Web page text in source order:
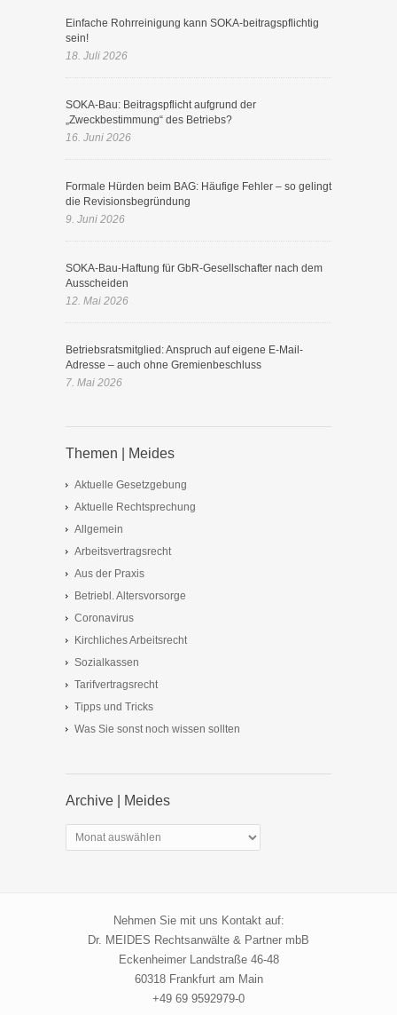
Einfache Rohrreinigung kann SOKA-beitragspflichtig
sein!
18. Juli 2026
SOKA-Bau: Beitragspflicht aufgrund der
„Zweckbestimmung“ des Betriebs?
16. Juni 2026
Formale Hürden beim BAG: Häufige Fehler – so gelingt
die Revisionsbegründung
9. Juni 2026
SOKA-Bau-Haftung für GbR-Gesellschafter nach dem
Ausscheiden
12. Mai 2026
Betriebsratsmitglied: Anspruch auf eigene E-Mail-
Adresse – auch ohne Gremienbeschluss
7. Mai 2026
Themen | Meides
Aktuelle Gesetzgebung
Aktuelle Rechtsprechung
Allgemein
Arbeitsvertragsrecht
Aus der Praxis
Betriebl. Altersvorsorge
Coronavirus
Kirchliches Arbeitsrecht
Sozialkassen
Tarifvertragsrecht
Tipps und Tricks
Was Sie sonst noch wissen sollten
Archive | Meides
Archive
|
Nehmen Sie mit uns Kontakt auf:
Dr. MEIDES Rechtsanwälte & Partner mbB
Eckenheimer Landstraße 46-48
60318 Frankfurt am Main
+49 69 9592979-0